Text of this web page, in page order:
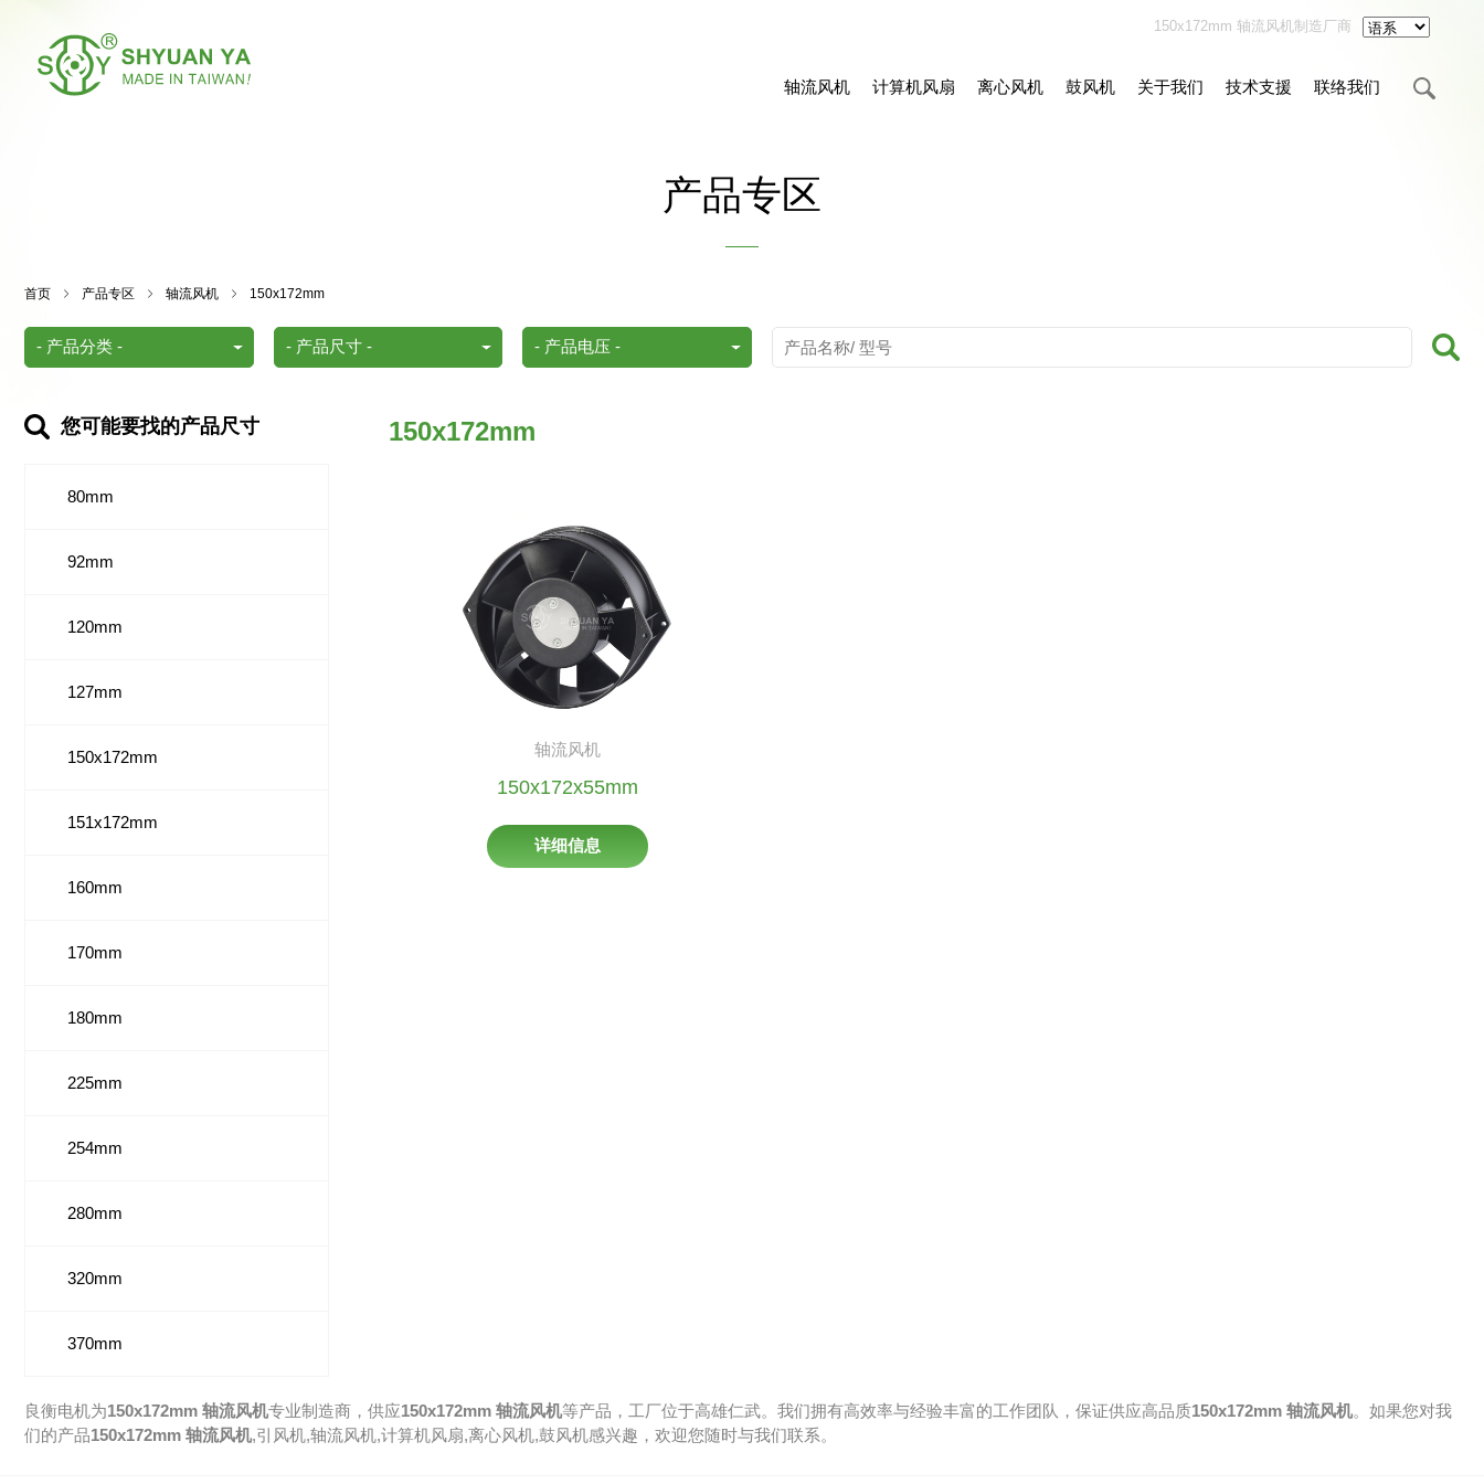
150x172mm 轴流风机制造厂商
轴流风机 计算机风扇 离心风机 鼓风机 关于我们 技术支援 联络我们
产品专区
首页 产品专区 轴流风机 150x172mm
您可能要找的产品尺寸
80mm
92mm
120mm
127mm
150x172mm
151x172mm
160mm
170mm
180mm
225mm
254mm
280mm
320mm
370mm
150x172mm
轴流风机
150x172x55mm
详细信息
良衡电机为150x172mm 轴流风机专业制造商，供应150x172mm 轴流风机等产品，工厂位于高雄仁武。我们拥有高效率与经验丰富的工作团队，保证供应高品质150x172mm 轴流风机。如果您对我
们的产品150x172mm 轴流风机,引风机,轴流风机,计算机风扇,离心风机,鼓风机感兴趣，欢迎您随时与我们联系。